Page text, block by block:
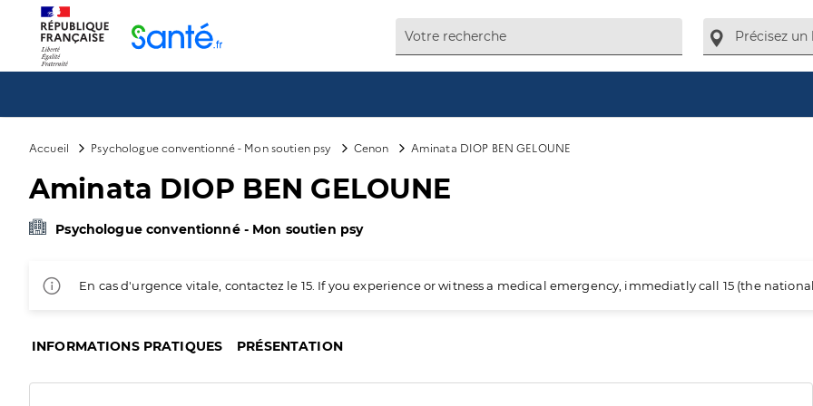
Accueil Psychologue conventionné - Mon soutien psy Cenon Aminata DIOP BEN GELOUNE
Aminata DIOP BEN GELOUNE
Psychologue conventionné - Mon soutien psy
En cas d'urgence vitale, contactez le 15. If you experience or witness a medical emergency, immediatly call 15 (the
INFORMATIONS PRATIQUES PRÉSENTATION
Panneau de gestion des cookies